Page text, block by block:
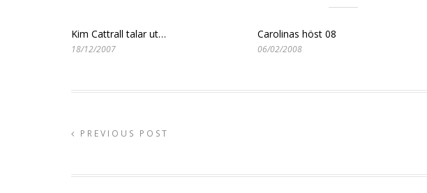
Kim Cattrall talar ut…
18/12/2007
Carolinas höst 08
06/02/2008
PREVIOUS POST